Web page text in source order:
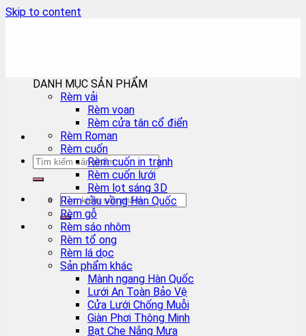
Skip to content
DANH MỤC SẢN PHẨM
Rèm vải
Rèm voan
Rèm cửa tân cổ điển
Rèm Roman
Rèm cuốn
Rèm cuốn in tranh
Rèm cuốn lưới
Rèm lọt sáng 3D
Rèm cầu vồng Hàn Quốc
Rèm gỗ
Rèm sáo nhôm
Rèm tổ ong
Rèm lá dọc
Sản phẩm khác
Mành ngang Hàn Quốc
Lưới An Toàn Bảo Vệ
Cửa Lưới Chống Muỗi
Giàn Phơi Thông Minh
Bạt Che Nắng Mưa